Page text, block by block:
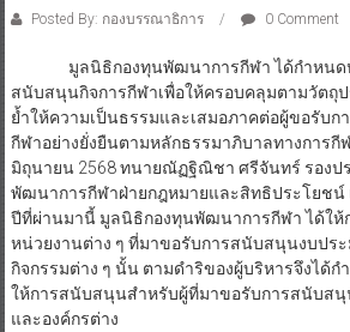
Posted By: กองบรรณาธิการ 0 Comment
มูลนิธิกองทุนพัฒนาการกีฬา ได้กำหนดห
สนับสนุนกิจการกีฬาเพื่อให้ครอบคลุมตามวัตถุ
ย้ำให้ความเป็นธรรมและเสมอภาคต่อผู้ขอรับ
กีฬาอย่างยั่งยืนตามหลักธรรมาภิบาลทาง
มิถุนายน 2568 ทนายณัฏฐิณิชา ศรีจันทร์ รอง
พัฒนาการกีฬาฝ่ายกฎหมายและสิทธิประโยชน์
ปีที่ผ่านมานี้ มูลนิธิกองทุนพัฒนาการกีฬา ได้ให้
หน่วยงานต่าง ๆ ที่มาขอรับการสนับสนุนงบปร
กิจกรรมต่าง ๆ นั้น ตามดำริของผู้บริหารจึงได้
ให้การสนับสนุนสำหรับผู้ที่มาขอรับการสนับส
และองค์กรต่าง